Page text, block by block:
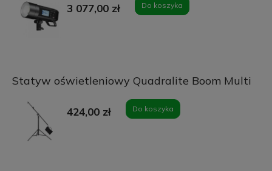
3 077,00 zł Do koszyka
Statyw oświetleniowy Quadralite Boom Multi
424,00 zł Do koszyka